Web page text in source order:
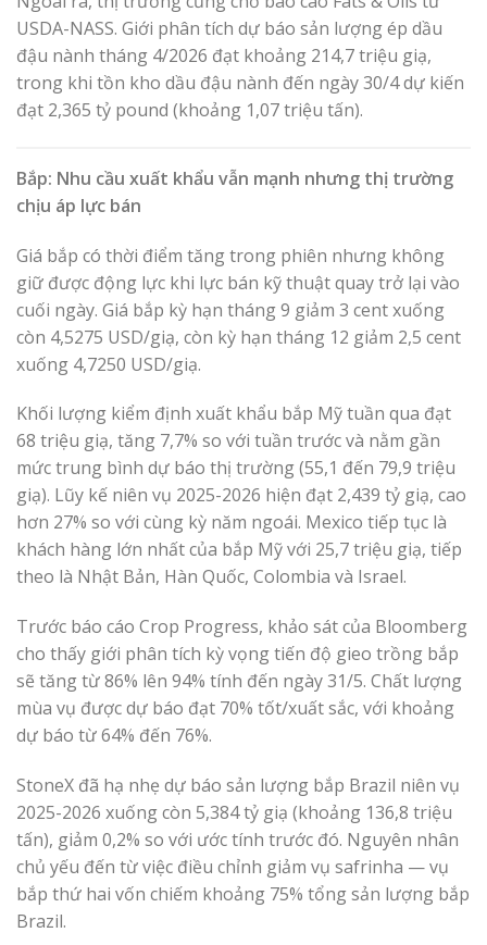
USDA-NASS. Giới phân tích dự báo sản lượng ép dầu
đậu nành tháng 4/2026 đạt khoảng 214,7 triệu giạ,
trong khi tồn kho dầu đậu nành đến ngày 30/4 dự kiến
đạt 2,365 tỷ pound (khoảng 1,07 triệu tấn).
Bắp: Nhu cầu xuất khẩu vẫn mạnh nhưng thị trường
chịu áp lực bán
Giá bắp có thời điểm tăng trong phiên nhưng không
giữ được động lực khi lực bán kỹ thuật quay trở lại vào
cuối ngày. Giá bắp kỳ hạn tháng 9 giảm 3 cent xuống
còn 4,5275 USD/giạ, còn kỳ hạn tháng 12 giảm 2,5 cent
xuống 4,7250 USD/giạ.
Khối lượng kiểm định xuất khẩu bắp Mỹ tuần qua đạt
68 triệu giạ, tăng 7,7% so với tuần trước và nằm gần
mức trung bình dự báo thị trường (55,1 đến 79,9 triệu
giạ). Lũy kế niên vụ 2025-2026 hiện đạt 2,439 tỷ giạ, cao
hơn 27% so với cùng kỳ năm ngoái. Mexico tiếp tục là
khách hàng lớn nhất của bắp Mỹ với 25,7 triệu giạ, tiếp
theo là Nhật Bản, Hàn Quốc, Colombia và Israel.
Trước báo cáo Crop Progress, khảo sát của Bloomberg
cho thấy giới phân tích kỳ vọng tiến độ gieo trồng bắp
sẽ tăng từ 86% lên 94% tính đến ngày 31/5. Chất lượng
mùa vụ được dự báo đạt 70% tốt/xuất sắc, với khoảng
dự báo từ 64% đến 76%.
StoneX đã hạ nhẹ dự báo sản lượng bắp Brazil niên vụ
2025-2026 xuống còn 5,384 tỷ giạ (khoảng 136,8 triệu
tấn), giảm 0,2% so với ước tính trước đó. Nguyên nhân
chủ yếu đến từ việc điều chỉnh giảm vụ safrinha — vụ
bắp thứ hai vốn chiếm khoảng 75% tổng sản lượng bắp
Brazil.